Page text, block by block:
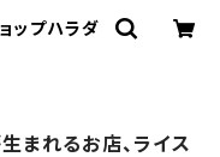
ップハラダ
まれるお店、ライス